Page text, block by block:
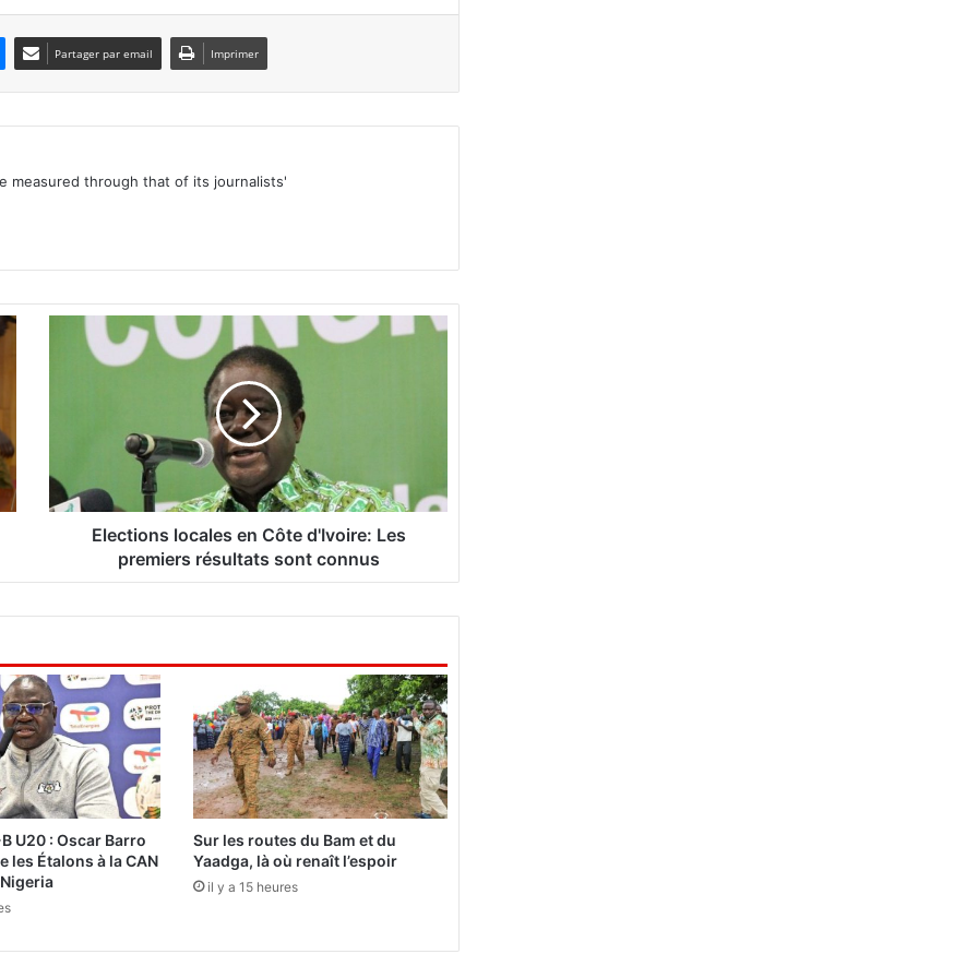
Partager par email Imprimer
measured through that of its journalists'
n
s
c
s
e
n
C
ô
t
e
'
I
Elections locales en Côte d'Ivoire: Les
premiers résultats sont connus
U20 : Oscar Barro
les Étalons à la CAN
Sur les routes du Bam et du
Yaadga, là où renaît l’espoir
il y a 15 heures